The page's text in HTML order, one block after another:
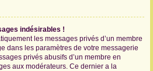
indésirables !
les messages privés d’un membre
dans les paramètres de votre messagerie
privés abusifs d’un membre en
aux modérateurs. Ce dernier a la